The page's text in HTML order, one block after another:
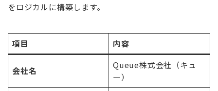
をロジカルに構築します。
項目 内容
会社名
Queue株式会社（キュ
ー）